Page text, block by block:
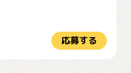
応募する